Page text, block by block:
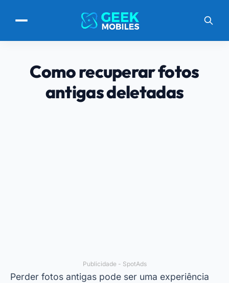
Como recuperar fotos
antigas deletadas
Publicidade - SpotAds
Perder fotos antigas pode ser uma experiência